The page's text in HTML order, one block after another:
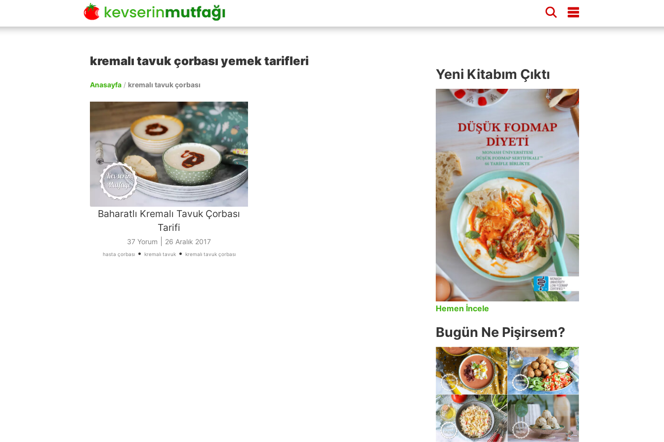
kremalı tavuk çorbası yemek tarifleri
Anasayfa / kremalı tavuk çorbası
Baharatlı Kremalı Tavuk Çorbası
Tarifi
37 Yorum 26 Aralık 2017
hasta çorbası• kremalı tavuk• kremalı tavuk çorbası
Yeni Kitabım Çıktı
Hemen İncele
Bugün Ne Pişirsem?